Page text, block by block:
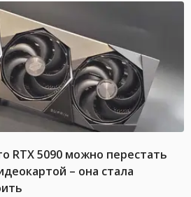
RTX 5090 можно перестать
– она стала